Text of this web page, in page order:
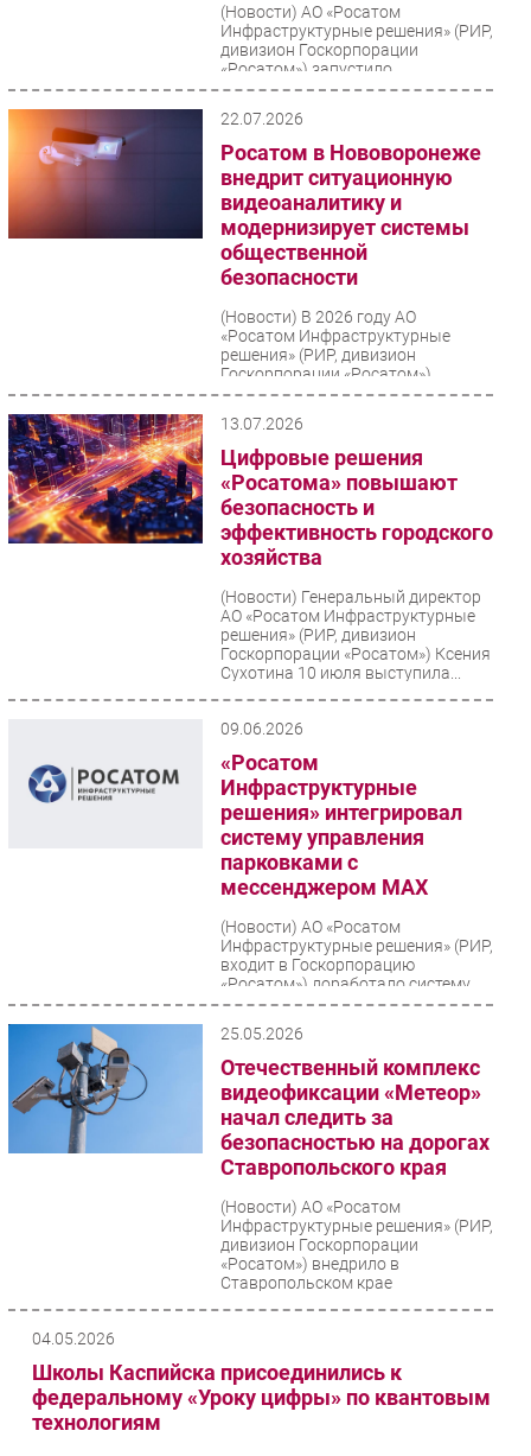
Кадры
Регулирование
Финансы
Web
Здоровье
РАЗДЕЛЫ
Новости
Аналитика
(Новости) АО «Росатом
Инфраструктурные решения» (РИР,
дивизион Госкорпорации
«Росатом») запустило
модернизированный комплекс
22.07.2026
Росатом в Нововоронеже
внедрит ситуационную
видеоаналитику и
модернизирует системы
общественной
безопасности
(Новости) В 2026 году АО
«Росатом Инфраструктурные
решения» (РИР, дивизион
Госкорпорации «Росатом»)
совместно с администрацией
13.07.2026
Цифровые решения
«Росатома» повышают
безопасность и
эффективность городского
хозяйства
(Новости) Генеральный директор
АО «Росатом Инфраструктурные
решения» (РИР, дивизион
Госкорпорации «Росатом») Ксения
Сухотина 10 июля выступила...
09.06.2026
«Росатом
Инфраструктурные
решения» интегрировал
систему управления
парковками с
мессенджером МАХ
(Новости) АО «Росатом
Инфраструктурные решения» (РИР,
входит в Госкорпорацию
«Росатом») доработало систему
«Умные парковки» для
25.05.2026
Отечественный комплекс
видеофиксации «Метеор»
начал следить за
безопасностью на дорогах
Ставропольского края
(Новости) АО «Росатом
Инфраструктурные решения» (РИР,
дивизион Госкорпорации
«Росатом») внедрило в
Ставропольском крае
04.05.2026
Школы Каспийска присоединились к
федеральному «Уроку цифры» по квантовым
технологиям